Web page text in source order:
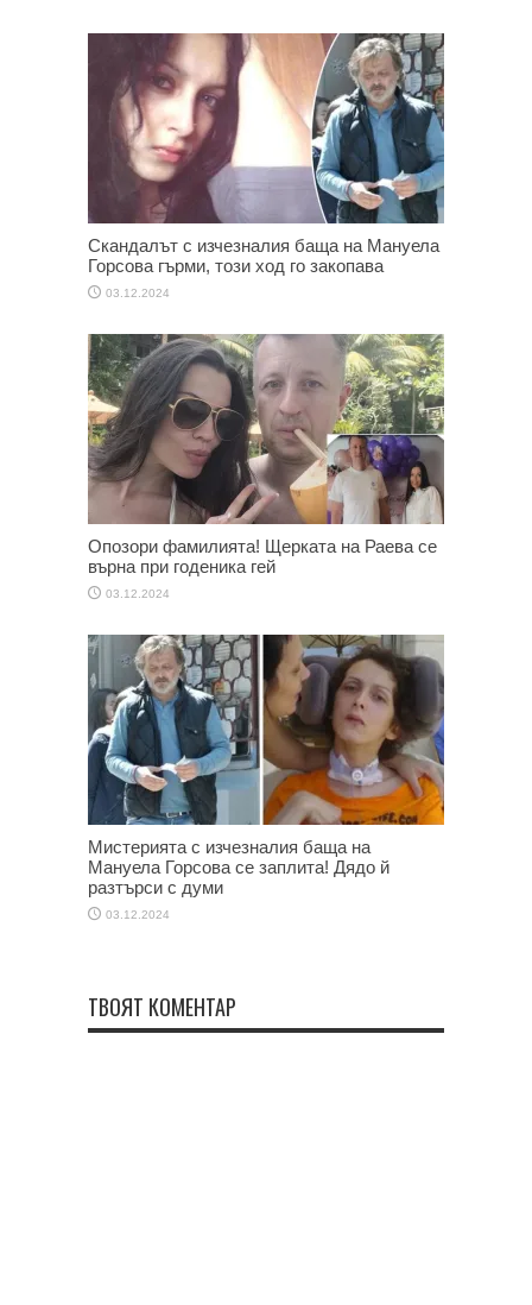
Скандалът с изчезналия баща на Мануела
Горсова гърми, този ход го закопава
03.12.2024
Опозори фамилията! Щерката на Раева се
върна при годеника гей
03.12.2024
Мистерията с изчезналия баща на
Мануела Горсова се заплита! Дядо й
разтърси с думи
03.12.2024
ТВОЯТ КОМЕНТАР